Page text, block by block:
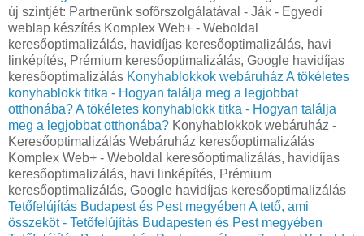
új szintjét: Partnerünk sofőrszolgálatával - Ják - Egyedi
weblap készítés Komplex Web+ - Weboldal
keresőoptimalizálás, havidíjas keresőoptimalizálás, havi
linképítés, Prémium keresőoptimalizálás, Google havidíjas
keresőoptimalizálás Konyhablokkok webáruház A tökéletes
konyhablokk titka - Hogyan találja meg a legjobbat
otthonába?A tökéletes konyhablokk titka - Hogyan találja
meg a legjobbat otthonába? Konyhablokkok webáruház -
Keresőoptimalizálás Webáruház keresőoptimalizálás
Komplex Web+ - Weboldal keresőoptimalizálás, havidíjas
keresőoptimalizálás, havi linképítés, Prémium
keresőoptimalizálás, Google havidíjas keresőoptimalizálás
Tetőfelújítás Budapest és Pest megyében A tető, ami
összeköt - Tetőfelújítás Budapesten és Pest megyében